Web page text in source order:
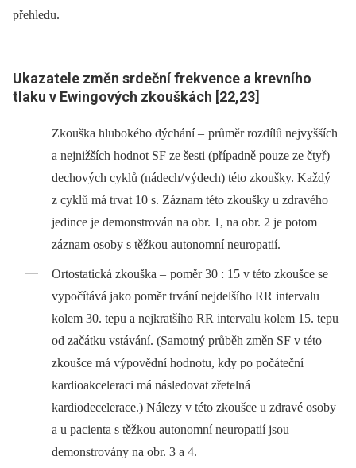
přehledu.
Ukazatele změn srdeční frekvence a krevního
tlaku v Ewingových zkouškách [22,23]
Zkouška hlubokého dýchání – průměr rozdílů nejvyšších
a nejnižších hodnot SF ze šesti (případně pouze ze čtyř)
dechových cyklů (nádech/výdech) této zkoušky. Každý
z cyklů má trvat 10 s. Záznam této zkoušky u zdravého
jedince je demonstrován na obr. 1, na obr. 2 je potom
záznam osoby s těžkou autonomní neuropatií.
Ortostatická zkouška – poměr 30 : 15 v této zkoušce se
vypočítává jako poměrtrvání nejdelšího RR intervalu
kolem 30. tepu a nejkratšího RR intervalu kolem 15. tepu
od začátku vstávání. (Samotný průběh změn SF v této
zkoušce má výpovědní hodnotu, kdy po počáteční
kardioakceleraci má následovat zřetelná
kardiodecelerace.) Nálezy v této zkoušce u zdravé osoby
a u pa­cienta s těžkou autonomní neuropatií jsou
demonstrovány na obr. 3 a 4.